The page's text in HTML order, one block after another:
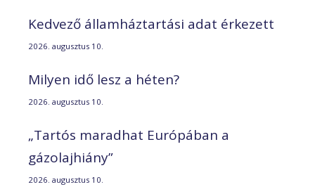
Kedvező államháztartási adat érkezett
2026. augusztus 10.
Milyen idő lesz a héten?
2026. augusztus 10.
„Tartós maradhat Európában a
gázolajhiány”
2026. augusztus 10.